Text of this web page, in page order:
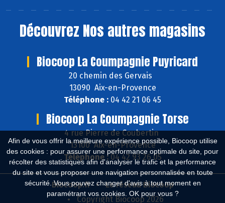
Afin de vous offrir la meilleure expérience possible, Biocoop utilise
des cookies : pour assurer une performance optimale du site, pour
récolter des statistiques afin d'analyser le trafic et la performance
du site et vous proposer une navigation personnalisée en toute
sécurité. Vous pouvez changer d'avis à tout moment en
paramétrant vos cookies. OK pour vous ?
Découvrez Nos autres magasins
Biocoop La Coumpagnie Puyricard
20 chemin des Gervais
13090 Aix-en-Provence
Téléphone : 04 42 21 06 45
Biocoop La Coumpagnie Torse
4 rue Pierre de Coubertin
13100 Aix-en-Provence
Téléphone :04 42 93 26 05
Biocoop.fr
Le réseau Biocoop
Copyright Biocoop 2026